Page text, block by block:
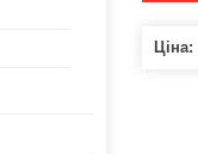
Ціна: